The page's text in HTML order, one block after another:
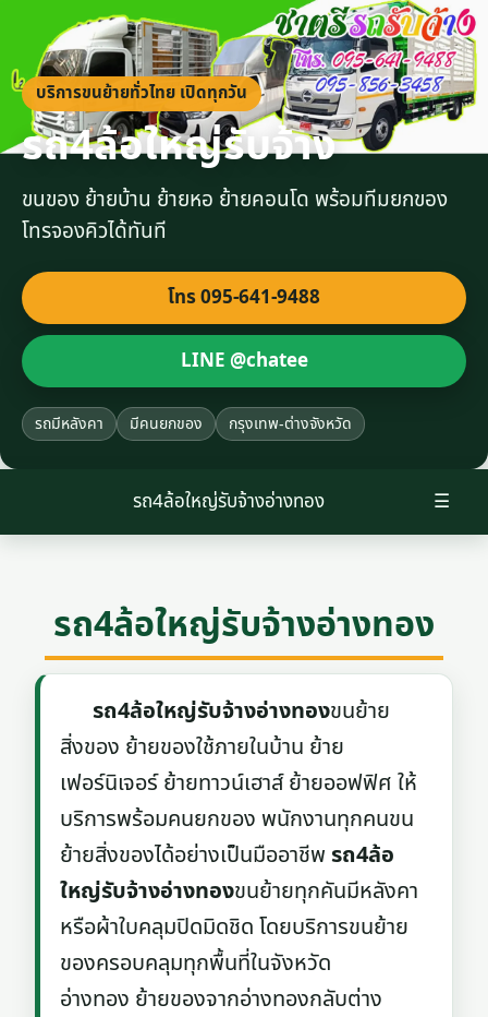
บริการขนย้ายทั่วไทย เปิดทุกวัน
รถ4ล้อใหญ่รับจ้าง
ขนของ ย้ายบ้าน ย้ายหอ ย้ายคอนโด พร้อมทีมยกของ
โทรจองคิวได้ทันที
โทร 095-641-9488
LINE @chatee
รถมีหลังคา มีคนยกของ กรุงเทพ-ต่างจังหวัด
☰
รถ4ล้อใหญ่รับจ้างอ่างทอง
รถ4ล้อใหญ่รับจ้างอ่างทอง
รถ4ล้อใหญ่รับจ้างอ่างทองขนย้าย
สิ่งของ ย้ายของใช้ภายในบ้าน ย้าย
เฟอร์นิเจอร์ ย้ายทาวน์เฮาส์ ย้ายออฟฟิศ ให้
บริการพร้อมคนยกของ พนักงานทุกคนขน
ย้ายสิ่งของได้อย่างเป็นมืออาชีพรถ4ล้อ
ใหญ่รับจ้างอ่างทองขนย้ายทุกคันมีหลังคา
หรือผ้าใบคลุมปิดมิดชิด โดยบริการขนย้าย
ของครอบคลุมทุกพื้นที่ในจังหวัด
อ่างทอง ย้ายของจากอ่างทองกลับต่าง